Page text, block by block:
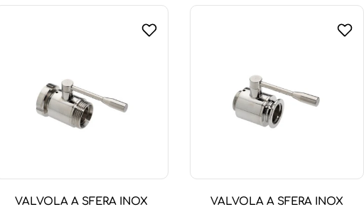
VALVOLA A SFERA INOX
VALVOLA A SFERA INOX